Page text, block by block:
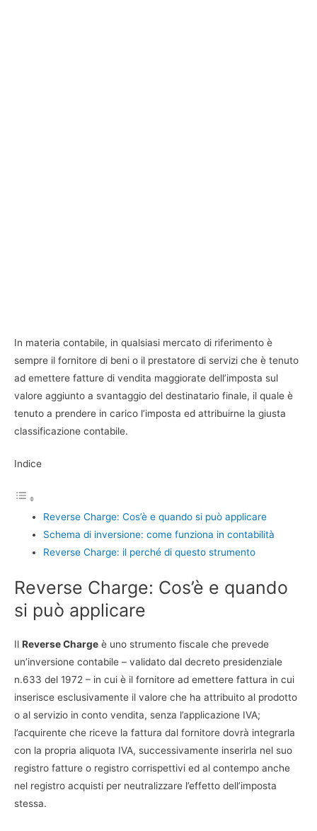
In materia contabile, in qualsiasi mercato di riferimento è
sempre il fornitore di beni o il prestatore di servizi che è tenuto
ad emettere fatture di vendita maggiorate dell’imposta sul
valore aggiunto a svantaggio del destinatario finale, il quale è
tenuto a prendere in carico l’imposta ed attribuirne la giusta
classificazione contabile.
Indice
Reverse Charge: Cos’è e quando si può applicare
Schema di inversione: come funziona in contabilità
Reverse Charge: il perché di questo strumento
Reverse Charge: Cos’è e quando
si può applicare
Il Reverse Charge è uno strumento fiscale che prevede
un’inversione contabile – validato dal decreto presidenziale
n.633 del 1972 – in cui è il fornitore ad emettere fattura in cui
inserisce esclusivamente il valore che ha attribuito al prodotto
o al servizio in conto vendita, senza l’applicazione IVA;
l’acquirente che riceve la fattura dal fornitore dovrà integrarla
con la propria aliquota IVA, successivamente inserirla nel suo
registro fatture o registro corrispettivi ed al contempo anche
nel registro acquisti per neutralizzare l’effetto dell’imposta
stessa.